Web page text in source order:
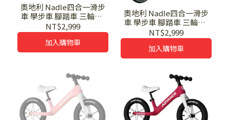
奧地利 Nadle四合一滑步
車 學步車 腳踏車 三輪車-
赤紅
NT$2,999
加入購物車
奧地利 Nadle四合一滑步
車 學步車 腳踏車 三輪車-
綠松石
NT$2,999
加入購物車